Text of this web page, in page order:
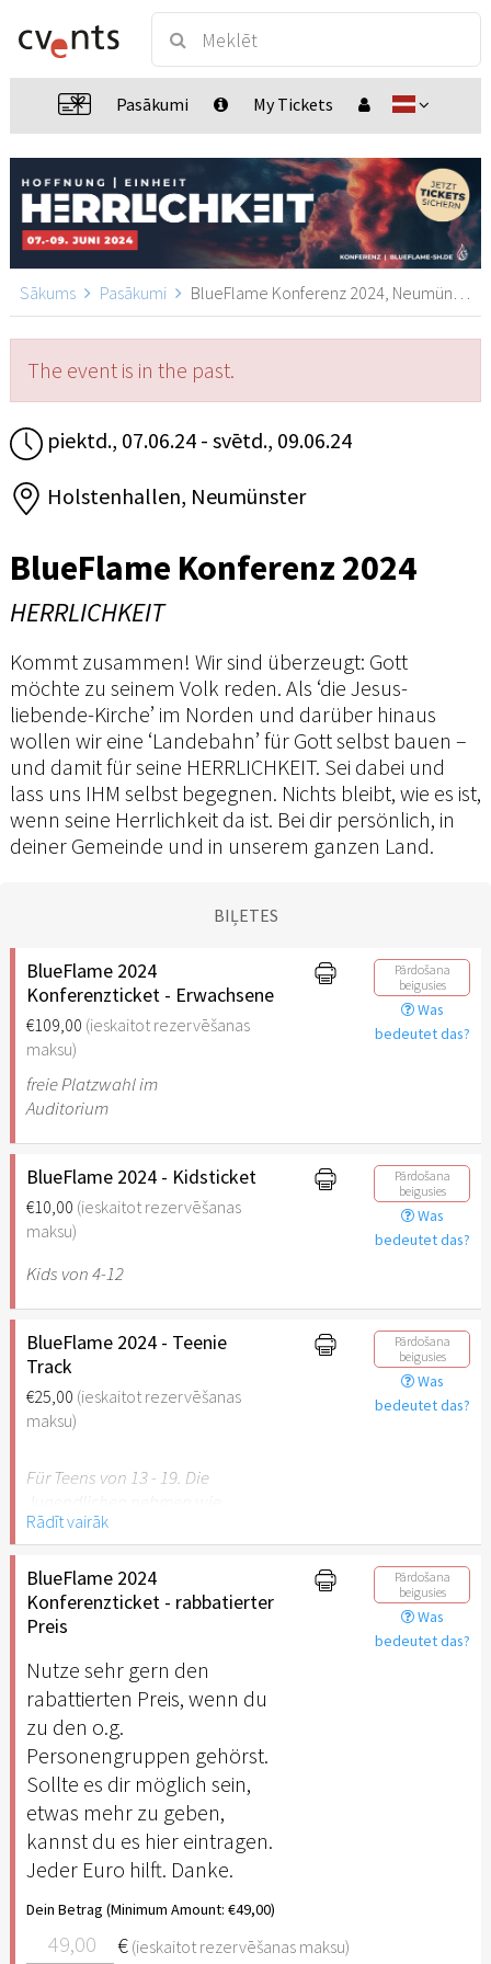
Pasākumi My Tickets
Sākums Pasākumi BlueFlame Konferenz 2024, Neumünster
The event is in the past.
piektd., 07.06.24 - svētd., 09.06.24
Holstenhallen, Neumünster
BlueFlame Konferenz 2024
HERRLICHKEIT
Kommt zusammen! Wir sind überzeugt: Gott
möchte zu seinem Volk reden. Als ‘die Jesus-
liebende-Kirche’ im Norden und darüber hinaus
wollen wir eine ‘Landebahn’ für Gott selbst bauen –
und damit für seine HERRLICHKEIT. Sei dabei und
lass uns IHM selbst begegnen. Nichts bleibt, wie es ist,
wenn seine Herrlichkeit da ist. Bei dir persönlich, in
deiner Gemeinde und in unserem ganzen Land.
BIĻETES
BlueFlame 2024
Konferenzticket - Erwachsene
€109,00 (ieskaitot rezervēšanas
maksu)
Pārdošana
beigusies
Was
bedeutet das?
freie Platzwahl im
Auditorium
BlueFlame 2024 - Kidsticket
€10,00 (ieskaitot rezervēšanas
maksu)
Pārdošana
beigusies
Was
bedeutet das?
Kids von 4-12
BlueFlame 2024 - Teenie
Track
€25,00 (ieskaitot rezervēšanas
maksu)
Pārdošana
beigusies
Was
bedeutet das?
Für Teens von 13 - 19. Die
alle anderen auch an der
Konferenz teil. Sie erhalten
allerdings zusätzlich
exklusiven Zugang zur
Teenie Track Lounge im
Angeboten und
Ansprechpartnern. Seid
dabei!
Rādīt vairāk
BlueFlame 2024
Konferenzticket - rabbatierter
Preis
Nutze sehr gern den
rabattierten Preis, wenn du
zu den o.g.
Personengruppen gehörst.
Sollte es dir möglich sein,
etwas mehr zu geben,
kannst du es hier eintragen.
Jeder Euro hilft. Danke.
Dein Betrag (Minimum Amount: €49,00)
€ (ieskaitot rezervēšanas maksu)
Pārdošana
beigusies
Was
bedeutet das?